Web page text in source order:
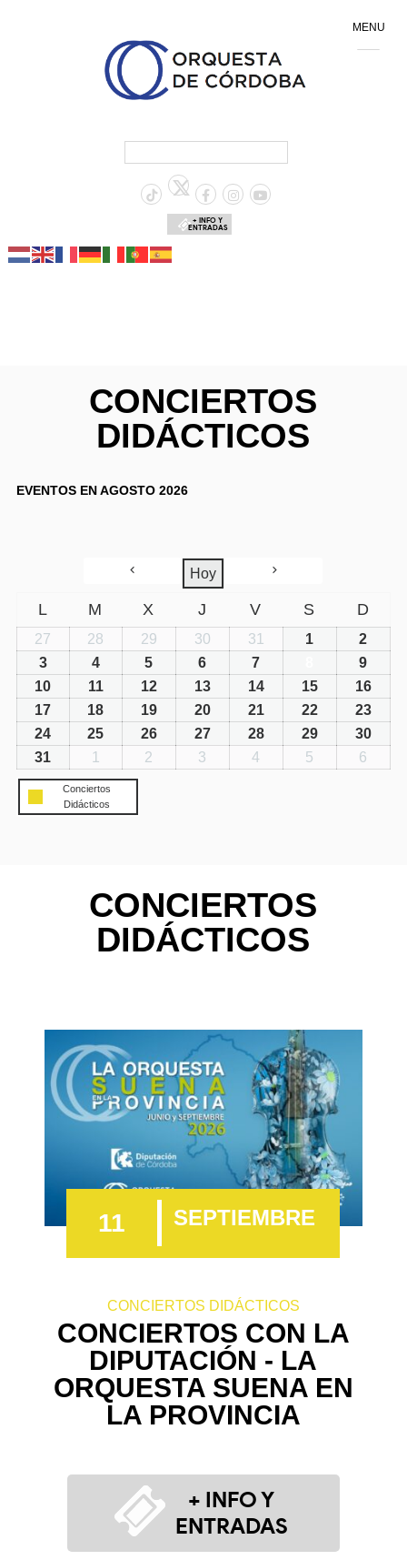
+ INFO Y
ENTRADAS
CONCIERTOS
DIDÁCTICOS
EVENTOS EN AGOSTO 2026
Hoy
L M X J V S D
27 28 29 30 31 1
2
3
4 5 6 7
9
10
11 12 13 14 15
16
17
18 19 20 21 22
23
24
25 26 27 28 29
30
31
1 2 3 4 5 6
Conciertos
Didácticos
CONCIERTOS
DIDÁCTICOS
11 SEPTIEMBRE
CONCIERTOS DIDÁCTICOS
CONCIERTOS CON LA
DIPUTACIÓN - LA
ORQUESTA SUENA EN
LA PROVINCIA
+ INFO Y
ENTRADAS
MENU